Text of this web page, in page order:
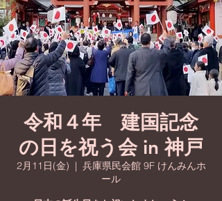
令和４年 建国記念
の日を祝う会 in 神戸
2月11日(金)
  |
兵庫県民会館 9F けんみんホ
ール